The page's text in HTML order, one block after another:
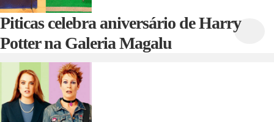
Piticas celebra aniversário de Harry
Potter na Galeria Magalu